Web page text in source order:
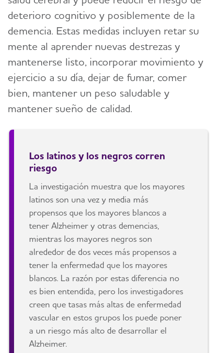
deterioro cognitivo y posiblemente de la
demencia. Estas medidas incluyen retar su
mente al aprender nuevas destrezas y
mantenerse listo, incorporar movimiento y
ejercicio a su día, dejar de fumar, comer
bien, mantener un peso saludable y
mantener sueño de calidad.
Los latinos y los negros corren
riesgo
La investigación muestra que los mayores
latinos son una vez y media más
propensos que los mayores blancos a
tener Alzheimer y otras demencias,
mientras los mayores negros son
alrededor de dos veces más propensos a
tener la enfermedad que los mayores
blancos. La razón por estas diferencia no
es bien entendida, pero los investigadores
creen que tasas más altas de enfermedad
vascular en estos grupos los puede poner
a un riesgo más alto de desarrollar el
Alzheimer.